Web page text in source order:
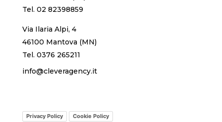
Tel. 02 82398859
Via Ilaria Alpi, 4
46100 Mantova (MN)
Tel. 0376 265211
info@cleveragency.it
Privacy Policy Cookie Policy